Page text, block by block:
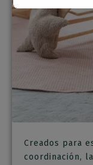
Creados para
coordinación,
Esto